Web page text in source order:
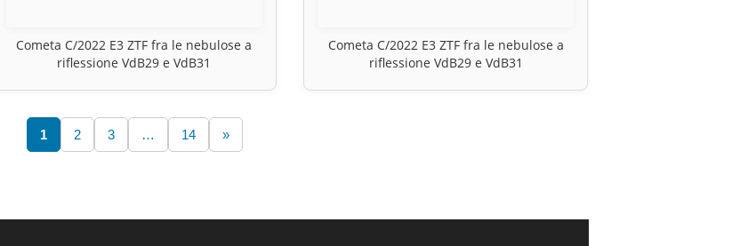
Cometa C/2022 E3 ZTF fra le nebulose a
riflessione VdB29 e VdB31
Cometa C/2022 E3 ZTF fra le nebulose a
riflessione VdB29 e VdB31
1 2 3 … 14 »